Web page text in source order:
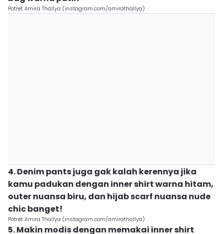
Potret Amira Thallya (instagram.com/amirathallya)
4. Denim pants juga gak kalah kerennya jika
kamu padukan dengan inner shirt warna hitam,
outer nuansa biru, dan hijab scarf nuansa nude
chic banget!
Potret Amira Thallya (instagram.com/amirathallya)
5. Makin modis dengan memakai inner shirt